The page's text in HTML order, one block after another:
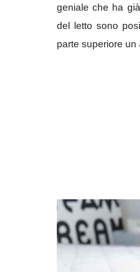
geniale che ha
del letto sono
parte superiore